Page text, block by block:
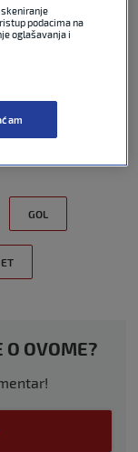
će moći
GOL
O OVOME?
podacima na
oglašavanja i